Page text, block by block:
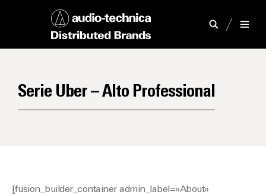
Serie Uber – Alto Professional
[fusion_builder_container admin_label=»About»